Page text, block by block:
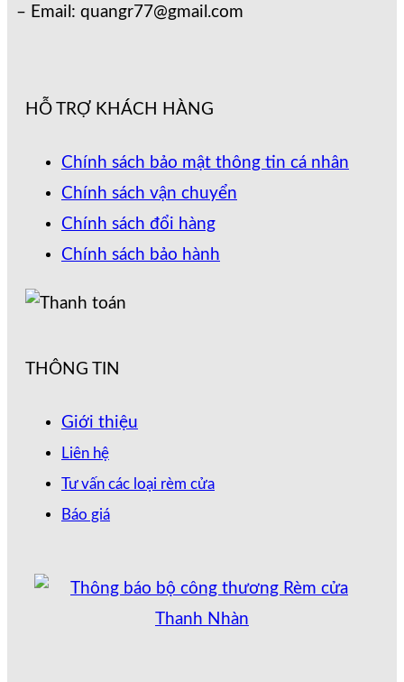
– Email: quangr77@gmail.com
HỖ TRỢ KHÁCH HÀNG
Chính sách bảo mật thông tin cá nhân
Chính sách vận chuyển
Chính sách đổi hàng
Chính sách bảo hành
THÔNG TIN
Giới thiệu
Liên hệ
Tư vấn các loại rèm cửa
Báo giá